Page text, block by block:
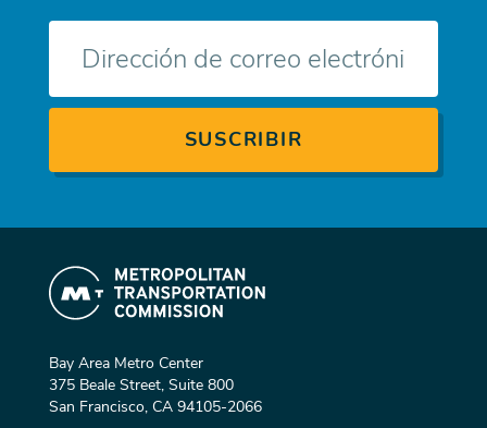
electrónico
Bay Area Metro Center
375 Beale Street, Suite 800
San Francisco, CA 94105-2066